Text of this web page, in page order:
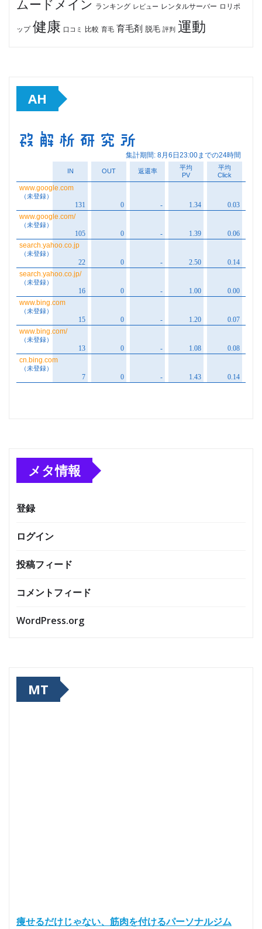
ムードメイン ランキング レビュー レンタルサーバー ロリポ
ップ 健康 口コミ 比較 育毛 育毛剤 脱毛 評判 運動
AH
メタ情報
登録
ログイン
投稿フィード
コメントフィード
WordPress.org
MT
痩せるだけじゃない、筋肉を付けるパーソナルジム